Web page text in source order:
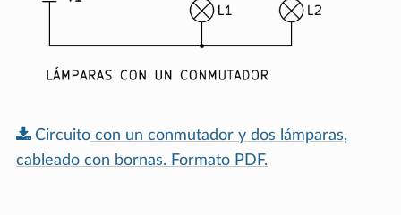
Circuito con un conmutador y dos lámparas,
cableado con bornas. Formato PDF.